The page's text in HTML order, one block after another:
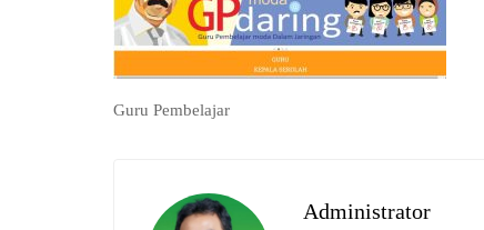
Guru Pembelajar
Administrator